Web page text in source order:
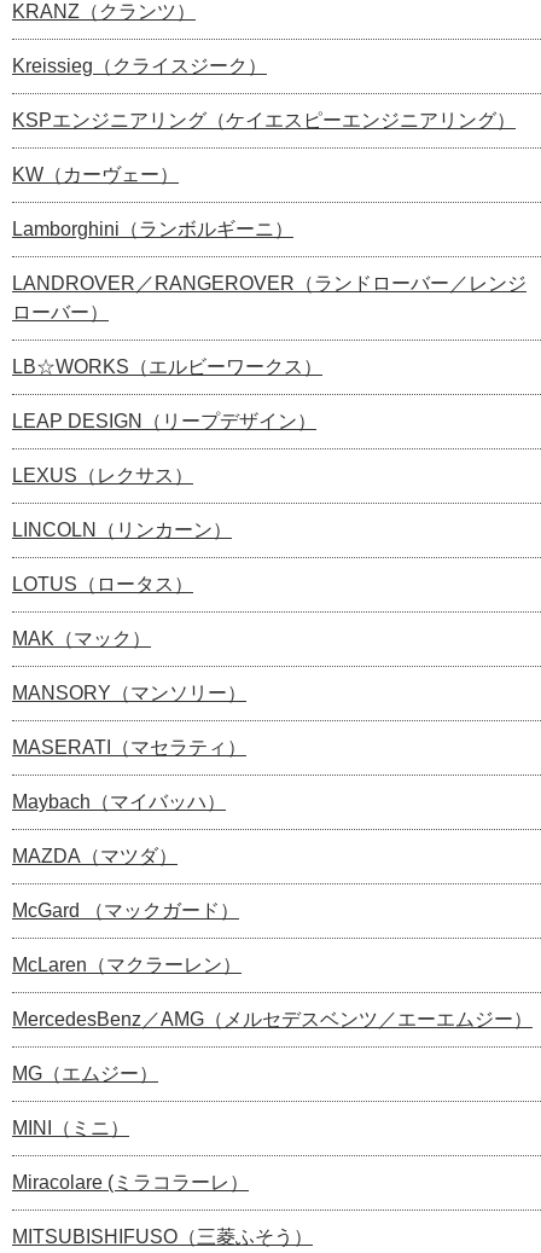
KRANZ（クランツ）
Kreissieg（クライスジーク）
KSPエンジニアリング（ケイエスピーエンジニアリング）
KW（カーヴェー）
Lamborghini（ランボルギーニ）
LANDROVER／RANGEROVER（ランドローバー／レンジ
ローバー）
LB☆WORKS（エルビーワークス）
LEAP DESIGN（リープデザイン）
LEXUS（レクサス）
LINCOLN（リンカーン）
LOTUS（ロータス）
MAK（マック）
MANSORY（マンソリー）
MASERATI（マセラティ）
Maybach（マイバッハ）
MAZDA（マツダ）
McGard （マックガード）
McLaren（マクラーレン）
MercedesBenz／AMG（メルセデスベンツ／エーエムジー）
MG（エムジー）
MINI（ミニ）
Miracolare (ミラコラーレ）
MITSUBISHIFUSO（三菱ふそう）